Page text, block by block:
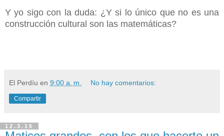
Y yo sigo con la duda: ¿Y si lo único que no es una
construcción cultural son las matemáticas?
El Perdíu en 9:00 a. m. No hay comentarios:
Compartir
12.3.16